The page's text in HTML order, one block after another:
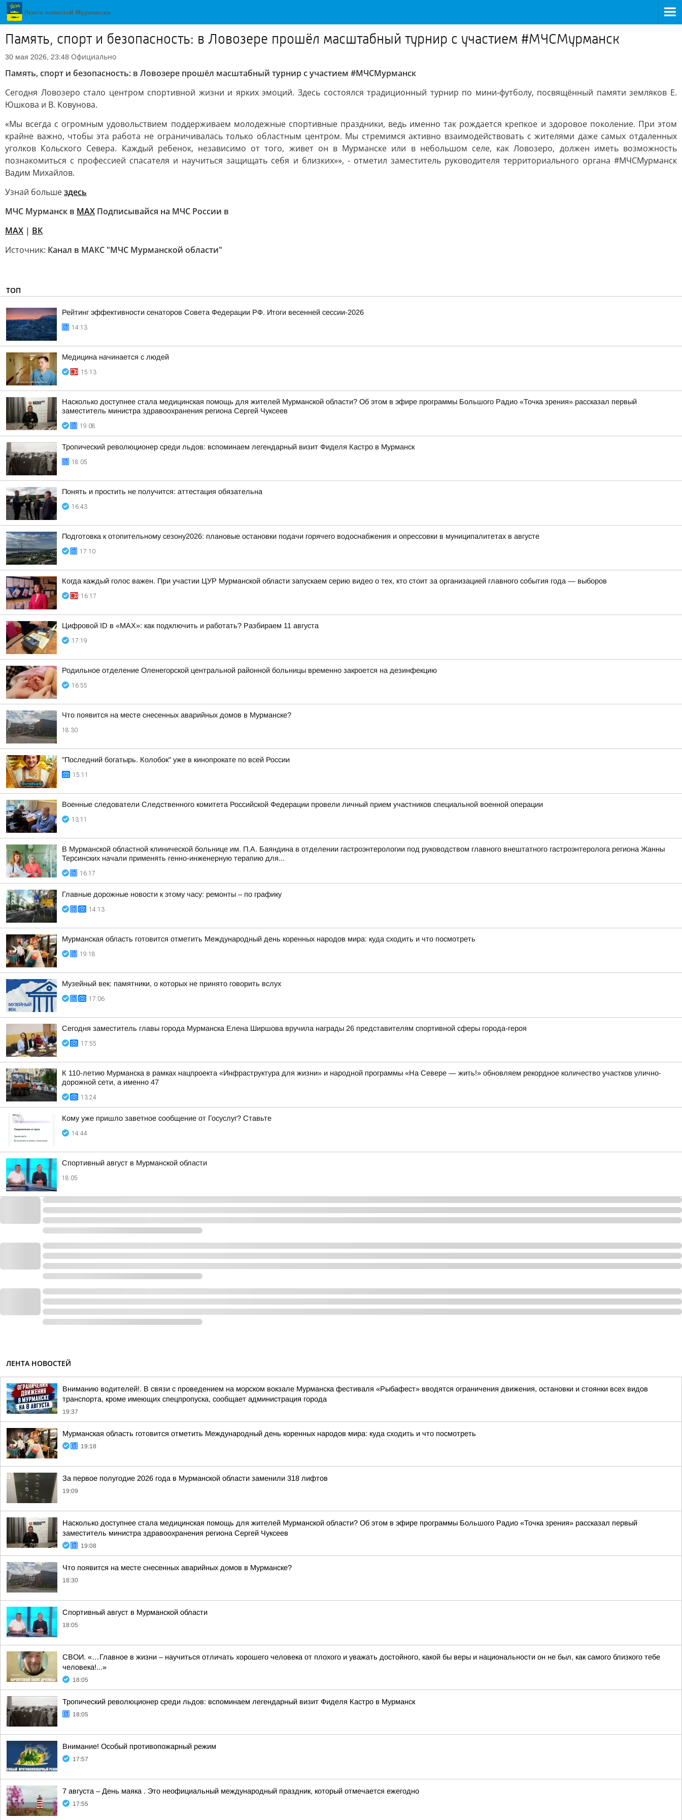
Память, спорт и безопасность: в Ловозере прошёл масштабный турнир с участием #МЧСМурманск
30 мая 2026, 23:48 Официально
Память, спорт и безопасность: в Ловозере прошёл масштабный турнир с участием #МЧСМурманск
Сегодня Ловозеро стало центром спортивной жизни и ярких эмоций. Здесь состоялся традиционный турнир по мини-футболу, посвящённый памяти земляков Е.
Юшкова и В. Ковунова.
«Мы всегда с огромным удовольствием поддерживаем молодежные спортивные праздники, ведь именно так рождается крепкое и здоровое поколение. При этом
крайне важно, чтобы эта работа не ограничивалась только областным центром. Мы стремимся активно взаимодействовать с жителями даже самых отдаленных
уголков Кольского Севера. Каждый ребенок, независимо от того, живет он в Мурманске или в небольшом селе, как Ловозеро, должен иметь возможность
познакомиться с профессией спасателя и научиться защищать себя и близких»», - отметил заместитель руководителя территориального органа #МЧСМурманск
Вадим Михайлов.
Узнай большездесь
МЧС Мурманск в МАХ Подписывайся на МЧС России в
MAX | ВК
Источник: Канал в МАКС "МЧС Мурманской области"
ТОП
Рейтинг эффективности сенаторов Совета Федерации РФ. Итоги весенней сессии-2026
14:13
Медицина начинается с людей
15:13
Насколько доступнее стала медицинская помощь для жителей Мурманской области? Об этом в эфире программы Большого Радио «Точка зрения» рассказал первый
заместитель министра здравоохранения региона Сергей Чуксеев
19:08
Тропический революционер среди льдов: вспоминаем легендарный визит Фиделя Кастро в Мурманск
18:05
Понять и простить не получится: аттестация обязательна
16:43
Подготовка к отопительному сезону2026: плановые остановки подачи горячего водоснабжения и опрессовки в муниципалитетах в августе
17:10
Когда каждый голос важен. При участии ЦУР Мурманской области запускаем серию видео о тех, кто стоит за организацией главного события года — выборов
16:17
Цифровой ID в «MAX»: как подключить и работать? Разбираем 11 августа
17:19
Родильное отделение Оленегорской центральной районной больницы временно закроется на дезинфекцию
16:55
Что появится на месте снесенных аварийных домов в Мурманске?
18:30
"Последний богатырь. Колобок" уже в кинопрокате по всей России
15:11
Военные следователи Следственного комитета Российской Федерации провели личный прием участников специальной военной операции
13:11
В Мурманской областной клинической больнице им. П.А. Баяндина в отделении гастроэнтерологии под руководством главного внештатного гастроэнтеролога региона Жанны
Терсинских начали применять генно-инженерную терапию для...
16:17
Главные дорожные новости к этому часу: ремонты – по графику
14:13
Мурманская область готовится отметить Международный день коренных народов мира: куда сходить и что посмотреть
19:18
Музейный век: памятники, о которых не принято говорить вслух
17:06
Сегодня заместитель главы города Мурманска Елена Ширшова вручила награды 26 представителям спортивной сферы города-героя
17:55
К 110-летию Мурманска в рамках нацпроекта «Инфраструктура для жизни» и народной программы «На Севере — жить!» обновляем рекордное количество участков улично-
дорожной сети, а именно 47
13:24
Кому уже пришло заветное сообщение от Госуслуг? Ставьте
14:44
Спортивный август в Мурманской области
18:05
ЛЕНТА НОВОСТЕЙ
Вниманию водителей!. В связи с проведением на морском вокзале Мурманска фестиваля «Рыбафест» вводятся ограничения движения, остановки и стоянки всех видов
транспорта, кроме имеющих спецпропуска, сообщает администрация города
19:37
Мурманская область готовится отметить Международный день коренных народов мира: куда сходить и что посмотреть
19:18
За первое полугодие 2026 года в Мурманской области заменили 318 лифтов
19:09
Насколько доступнее стала медицинская помощь для жителей Мурманской области? Об этом в эфире программы Большого Радио «Точка зрения» рассказал первый
заместитель министра здравоохранения региона Сергей Чуксеев
19:08
Что появится на месте снесенных аварийных домов в Мурманске?
18:30
Спортивный август в Мурманской области
18:05
СВОИ. «…Главное в жизни – научиться отличать хорошего человека от плохого и уважать достойного, какой бы веры и национальности он не был, как самого близкого тебе
человека!...»
18:05
Тропический революционер среди льдов: вспоминаем легендарный визит Фиделя Кастро в Мурманск
18:05
Внимание! Особый противопожарный режим
17:57
7 августа – День маяка . Это неофициальный международный праздник, который отмечается ежегодно
17:55